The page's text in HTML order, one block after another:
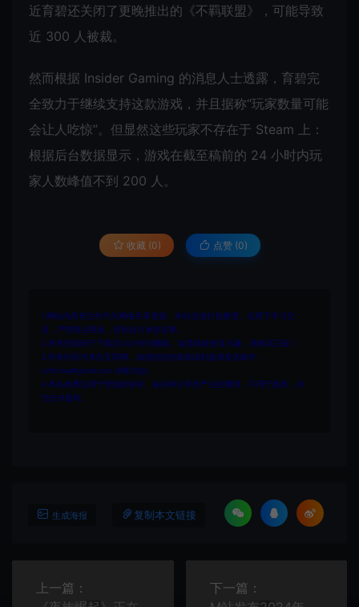
近育碧还关闭了更晚推出的《不羁联盟》，可能导致
近 300 人被裁。
然而根据 Insider Gaming 的消息人士透露，育碧完
全致力于继续支持这款游戏，并且据称“玩家数量可能
会让人吃惊”。但显然这些玩家不存在于 Steam 上：
根据后台数据显示，游戏在截至稿前的 24 小时内玩
家人数峰值不到 200 人。
收藏 (0) 点赞 (0)
1.网站内所有文件均为网络共享资源，本站仅做打包整理。仅用于学习交
流，严禁商业用途，否则自行承担后果。
2.所有资源请于下载后24小时内删除。如需体验更多乐趣，请购买正版！
3.所有内容均来自互联网。如侵犯您的版权或利益请发送邮件：
cvformat#gmail.com (#换为@)
4.本站收费仅用于资源的保存、备份和分享所产生的费用，不用于盈利，亦
无任何盈利。
生成海报 复制本文链接
上一篇：
下一篇：